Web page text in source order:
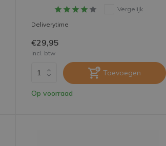
Vergelijk
Deliverytime
€29,95
Incl. btw
Toevoegen
Op voorraad